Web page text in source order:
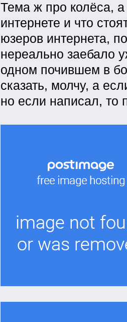
Тема ж про колёса, а
интернете и что
юзеров интернета,
нереально заебало
одном почившем в
сказать, молчу, а
но если написал, то